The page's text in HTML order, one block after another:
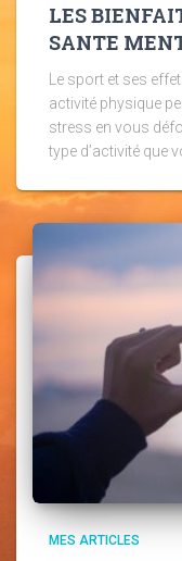
LES
SANTE
Le sport et ses
activité physique
stress en vous
type d’activité que
MES ARTICLES